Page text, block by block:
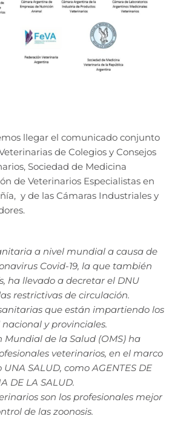
llegar el comunicado conjunto
de Colegios y Consejos
Sociedad de Medicina
de Veterinarios Especialistas en
y de las Cámaras Industriales y
a nivel mundial a causa de
Covid-19, la que también
ha llevado a decretar el DNU
restrictivas de circulación.
que están impartiendo los
y provinciales.
Mundial de la Salud (OMS) ha
veterinarios, en el marco
SALUD, como AGENTES DE
DE LA SALUD.
son los profesionales mejor
de las zoonosis.